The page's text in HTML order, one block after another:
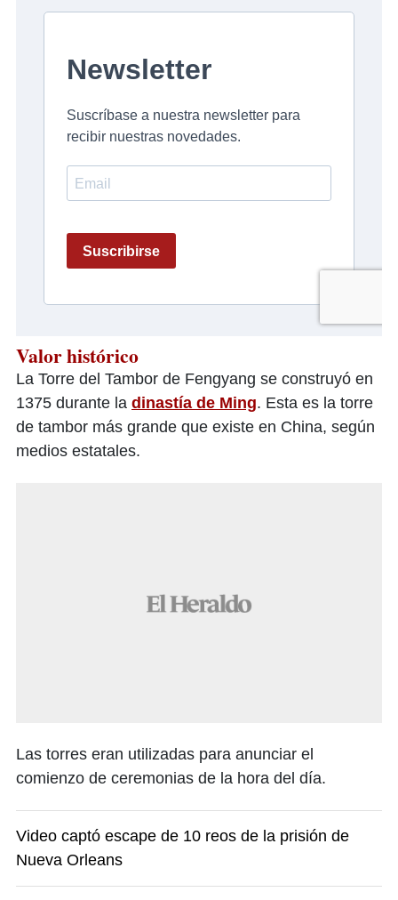
Valor histórico
La Torre del Tambor de Fengyang se construyó en
1375 durante la dinastía de Ming. Esta es la torre
de tambor más grande que existe en China, según
medios estatales.
Las torres eran utilizadas para anunciar el
comienzo de ceremonias de la hora del día.
Video captó escape de 10 reos de la prisión de
Nueva Orleans